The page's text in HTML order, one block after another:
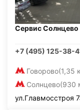
Сервис Солнцево
+7 (495) 125-38-
Говорово(1,35
Солнцево(930
ул.Главмосстроя